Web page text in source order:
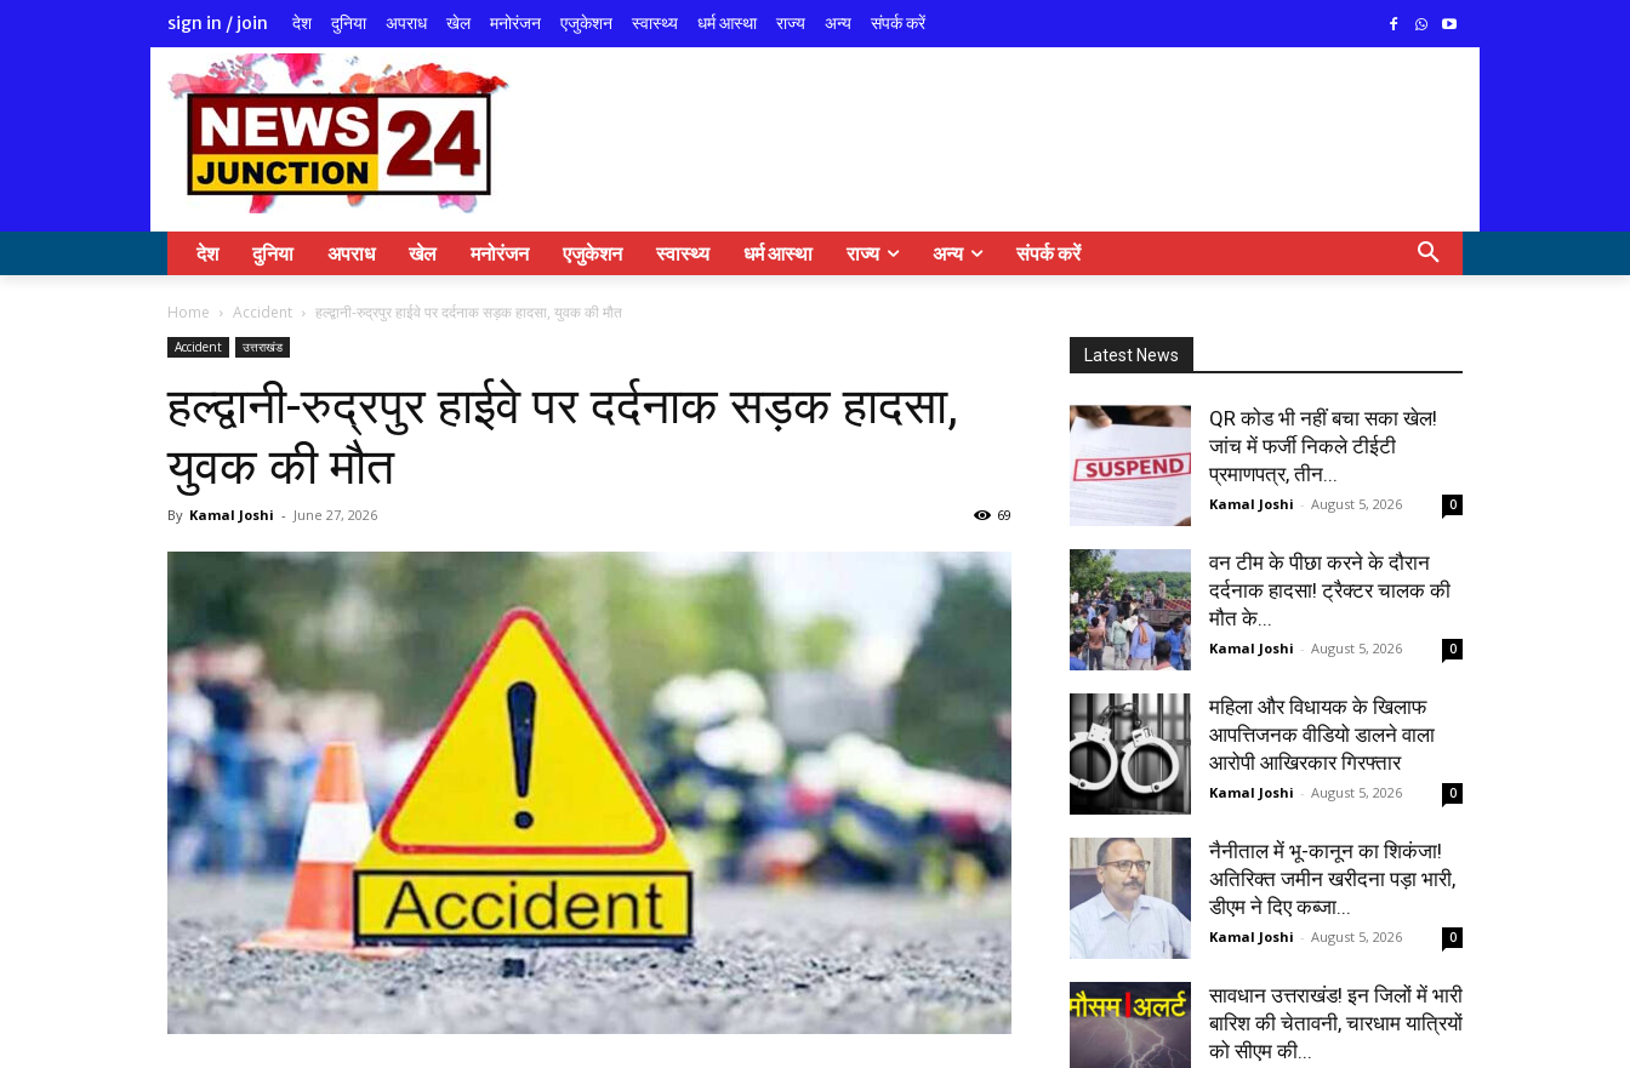
sign in / join देश दुनिया अपराध खेल मनोरंजन एजुकेशन स्वास्थ्य धर्म आस्था राज्य अन्य संपर्क करें
देश दुनिया अपराध खेल मनोरंजन एजुकेशन स्वास्थ्य धर्म आस्था राज्य अन्य संपर्क करें
Home Accident हल्द्वानी-रुद्रपुर हाईवे पर दर्दनाक सड़क हादसा, युवक की मौत
Accident उत्तराखंड
हल्द्वानी-रुद्रपुर हाईवे पर दर्दनाक सड़क हादसा,
युवक की मौत
By Kamal Joshi - June 27, 2026 69
Latest News
QR कोड भी नहीं बचा सका खेल!
जांच में फर्जी निकले टीईटी
प्रमाणपत्र, तीन...
Kamal Joshi - August 5, 2026 0
वन टीम के पीछा करने के दौरान
दर्दनाक हादसा! ट्रैक्टर चालक की
मौत के...
Kamal Joshi - August 5, 2026 0
महिला और विधायक के खिलाफ
आपत्तिजनक वीडियो डालने वाला
आरोपी आखिरकार गिरफ्तार
Kamal Joshi - August 5, 2026 0
नैनीताल में भू-कानून का शिकंजा!
अतिरिक्त जमीन खरीदना पड़ा भारी,
डीएम ने दिए कब्जा...
Kamal Joshi - August 5, 2026 0
सावधान उत्तराखंड! इन जिलों में भारी
बारिश की चेतावनी, चारधाम यात्रियों
को सीएम की...